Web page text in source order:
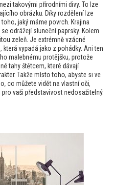
takovými přírodními divy. To lze
obrázku. Díky rozdělení lze
jaký máme povrch. Krajina
odrážejí sluneční paprsky. Kolem
zeleň. Je extrémně vzácné
vypadá jako z pohádky. Ani ten
malebnému protějšku, protože
tahy štětcem, které dávají
Takže místo toho, abyste si ve
co můžete vidět na vlastní oči,
vaši představivost nedosažitelný.